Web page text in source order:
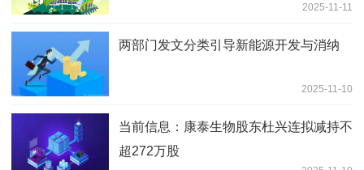
2025-11-11
两部门发文分类引导新能源开发与消纳
2025-11-10
当前信息：康泰生物股东杜兴连拟减持不
超272万股